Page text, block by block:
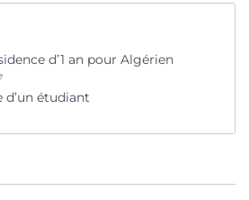
d’1 an pour Algérien
d’un étudiant